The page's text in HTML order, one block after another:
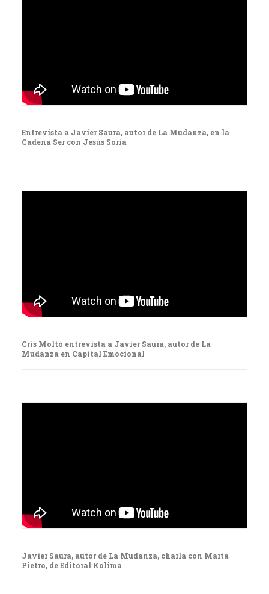
Entrevista a Javier Saura, autor de La Mudanza, en la
Cadena Ser con Jesús Soria
Cris Moltó entrevista a Javier Saura, autor de La
Mudanza en Capital Emocional
Javier Saura, autor de La Mudanza, charla con Marta
Pietro, de Editoral Kolima